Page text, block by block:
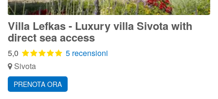
Villa Lefkas - Luxury villa Sivota with
direct sea access
5,0
5 recensioni
Sivota
PRENOTA ORA